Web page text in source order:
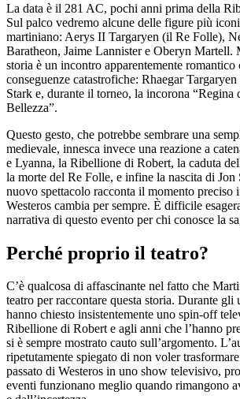
La data è il 281 AC, pochi anni prima della
Sul palco vedremo alcune delle figure più
martiniano: Aerys II Targaryen (il Re Folle),
Baratheon, Jaime Lannister e Oberyn Martell.
storia è un incontro apparentemente romantico
conseguenze catastrofiche: Rhaegar
Stark e, durante il torneo, la incorona “Regina
Bellezza”.
Questo gesto, che potrebbe sembrare una
medievale, innesca invece una reazione a
e Lyanna, la Ribellione di Robert, la caduta
la morte del Re Folle, e infine la nascita di
nuovo spettacolo racconta il momento preciso
Westeros cambia per sempre. È difficile
narrativa di questo evento per chi conosce la
Perché proprio il teatro?
C’è qualcosa di affascinante nel fatto che
teatro per raccontare questa storia. Durante
hanno chiesto insistentemente uno spin-off
Ribellione di Robert e agli anni che l’hanno
si è sempre mostrato cauto sull’argomento.
ripetutamente spiegato di non voler
passato di Westeros in uno show televisivo,
eventi funzionano meglio quando rimangono